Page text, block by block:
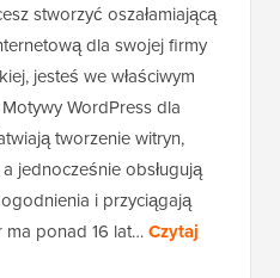
stworzyć oszałamiającą
dla swojej firmy
jesteś we właściwym
WordPress dla
tworzenie witryn,
jednocześnie obsługują
i przyciągają
ma ponad 16 lat…Czytaj